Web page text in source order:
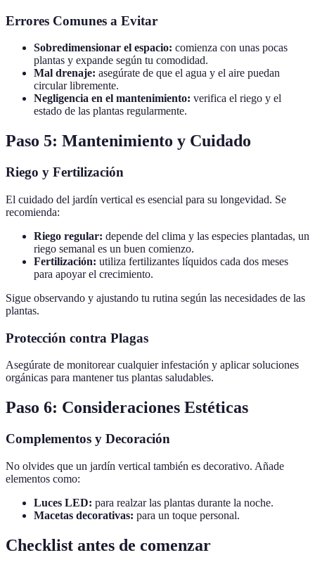
Errores Comunes a Evitar
Sobredimensionar el espacio: comienza con unas pocas
plantas y expande según tu comodidad.
Mal drenaje: asegúrate de que el agua y el aire puedan
circular libremente.
Negligencia en el mantenimiento: verifica el riego y el
estado de las plantas regularmente.
Paso 5: Mantenimiento y Cuidado
Riego y Fertilización
El cuidado del jardín vertical es esencial para su longevidad. Se
recomienda:
Riego regular: depende del clima y las especies plantadas, un
riego semanal es un buen comienzo.
Fertilización: utiliza fertilizantes líquidos cada dos meses
para apoyar el crecimiento.
Sigue observando y ajustando tu rutina según las necesidades de las
plantas.
Protección contra Plagas
Asegúrate de monitorear cualquier infestación y aplicar soluciones
orgánicas para mantener tus plantas saludables.
Paso 6: Consideraciones Estéticas
Complementos y Decoración
No olvides que un jardín vertical también es decorativo. Añade
elementos como:
Luces LED: para realzar las plantas durante la noche.
Macetas decorativas: para un toque personal.
Checklist antes de comenzar